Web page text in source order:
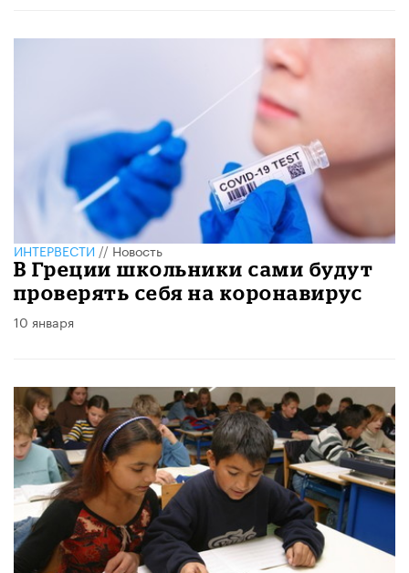
ИНТЕРВЕСТИ//Новость
В Греции школьники сами будут
проверять себя на коронавирус
10 января